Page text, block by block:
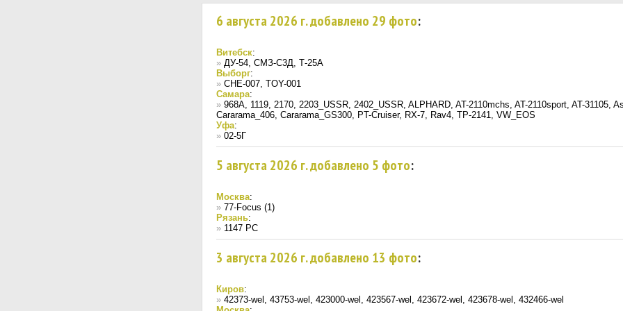
6 августа 2026 г. добавлено 29 фото:
Витебск:
» ДУ-54, СМЗ-С3Д, Т-25А
Выборг:
» CHE-007, TOY-001
Самара:
» 968A, 1119, 2170, 2203_USSR, 2402_USSR, ALPHARD, AT-2110mchs, AT-2110sport, AT-31105,
Cararama_406, Cararama_GS300, PT-Cruiser, RX-7, Rav4, TP-2141, VW_EOS
Уфа:
» 02-5Г
5 августа 2026 г. добавлено 5 фото:
Москва:
» 77-Focus (1)
Рязань:
» 1147 РС
3 августа 2026 г. добавлено 13 фото:
Киров:
» 42373-wel, 43753-wel, 423000-wel, 423567-wel, 423672-wel, 423678-wel, 432466-wel